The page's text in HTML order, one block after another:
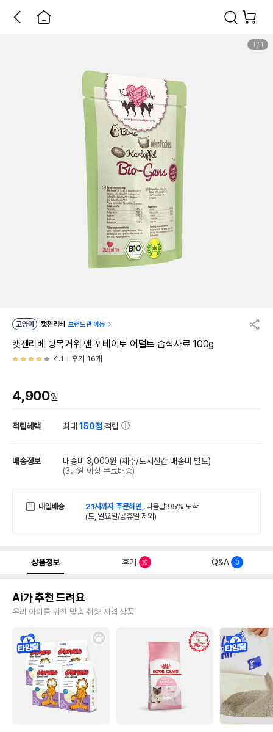
1 / 1
고양이 캣젠리베 브랜드관 이동
캣젠리베 방목거위 앤 포테이토 어덜트 습식사료 100g
4.1 후기 16개
4,900원
적립혜택 최대150점 적립
배송정보 배송비 3,000원 (제주/도서산간 배송비 별도)
(3만원 이상 무료배송)
내일배송 21시까지 주문하면, 다음날 95% 도착
(토, 일요일/공휴일 제외)
상품정보 후기 16 Q&A 0
Ai가 추천 드려요
우리 아이를 위한 맞춤 취향 저격 상품